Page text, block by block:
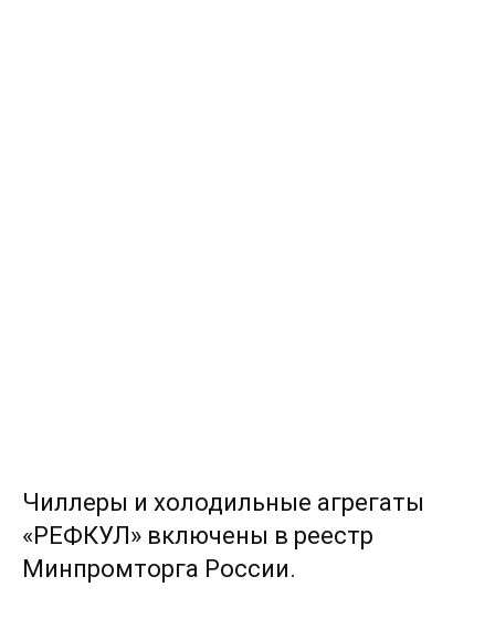
Чиллеры и холодильные агрегаты
«РЕФКУЛ» включены в реестр
Минпромторга России.